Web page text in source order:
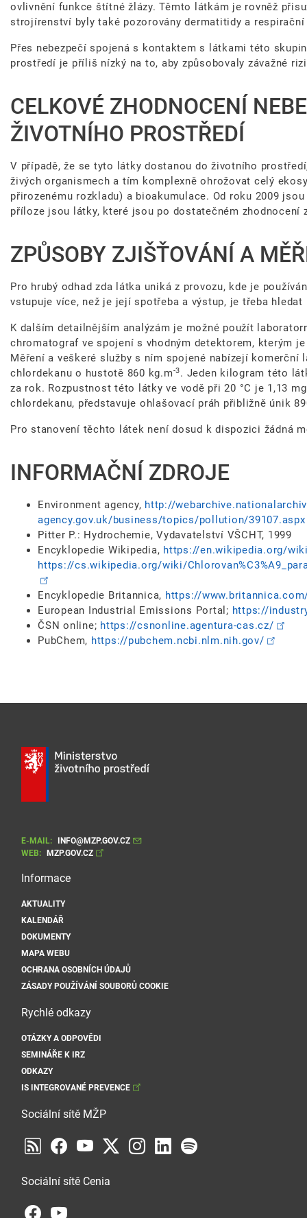
ovlivnění funkce štítné žlázy. Těmto látkám je rovněž
strojírenství byly také pozorovány dermatitidy a
Přes nebezpečí spojená s kontaktem s látkami této
prostředí je příliš nízký na to, aby způsobovaly závažné
CELKOVÉ ZHODNOCENÍ
ŽIVOTNÍHO PROSTŘEDÍ
V případě, že se tyto látky dostanou do životního
živých organismech a tím komplexně ohrožovat celý
přirozenému rozkladu) a bioakumulace. Od roku 2009
příloze jsou látky, které jsou po dostatečném
ZPŮSOBY ZJIŠŤOVÁNÍ A
Pro hrubý odhad zda látka uniká z provozu, kde je
vstupuje více, než je její spotřeba a výstup, je třeba
K dalším detailnějším analýzám je možné použít
chromatograf ve spojení s vhodným detektorem, kterým
Měření a veškeré služby s ním spojené nabízejí
chlordekanu o hustotě 860 kg.m-3. Jeden kilogram této
za rok. Rozpustnost této látky ve vodě při 20 °C je 1,13
chlordekanu, představuje ohlašovací práh přibližně únik
Pro stanovení těchto látek není dosud k dispozici žádná
INFORMAČNÍ ZDROJE
Environment agency, http://
agency.gov.uk/business/topics/pollution/39107.aspx
Pitter P.: Hydrochemie, Vydavatelství VŠCHT, 1999
Encyklopedie Wikipedia, https://en.wikipedia.org/
https://cs.wikipedia.org/wiki/
Encyklopedie Britannica, https://
European Industrial Emissions Portal; https://
ČSN online; https://csnonline.agentura-cas.cz/
PubChem, https://pubchem.ncbi.nlm.nih.gov/
E-MAIL:
INFO@MZP.GOV.CZ
WEB:
MZP.GOV.CZ
Informace
AKTUALITY
KALENDÁŘ
DOKUMENTY
MAPA WEBU
OCHRANA OSOBNÍCH ÚDAJŮ
ZÁSADY POUŽÍVÁNÍ SOUBORŮ COOKIE
Rychlé odkazy
OTÁZKY A ODPOVĚDI
SEMINÁŘE K IRZ
ODKAZY
IS INTEGROVANÉ PREVENCE
Sociální sítě MŽP
Sociální sítě Cenia